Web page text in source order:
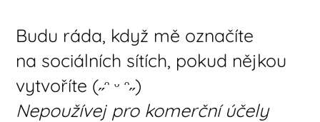
Budu ráda, když mě označíte
na sociálních sítích, pokud nějkou
vytvoříte (˶ᵔ ᵕ ᵔ˶)
Nepoužívej pro komerční účely